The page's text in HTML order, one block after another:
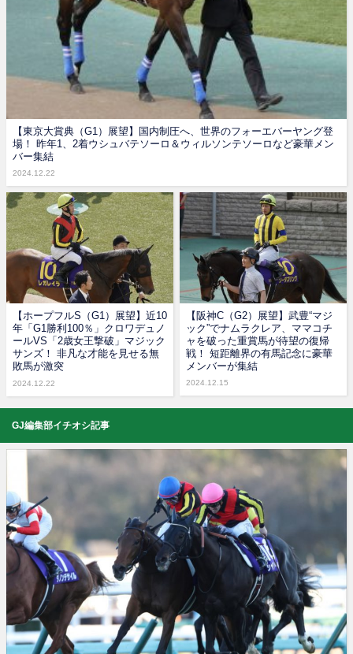
【東京大賞典（G1）展望】国内制圧へ、世界のフォーエバーヤング登
場！ 昨年1、2着ウシュバテソーロ＆ウィルソンテソーロなど豪華メン
バー集結
2024.12.22
【ホープフルS（G1）展望】近10
年「G1勝利100％」クロワデュノ
ールVS「2歳女王撃破」マジック
サンズ！ 非凡な才能を見せる無
敗馬が激突
2024.12.22
【阪神C（G2）展望】武豊“マジ
ック”でナムラクレア、ママコチ
ャを破った重賞馬が待望の復帰
戦！ 短距離界の有馬記念に豪華
メンバーが集結
2024.12.15
GJ編集部イチオシ記事